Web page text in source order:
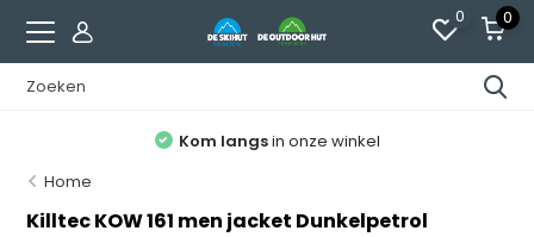
0 0
Kom langsin onze winkel
Home
Killtec KOW 161 men jacket Dunkelpetrol